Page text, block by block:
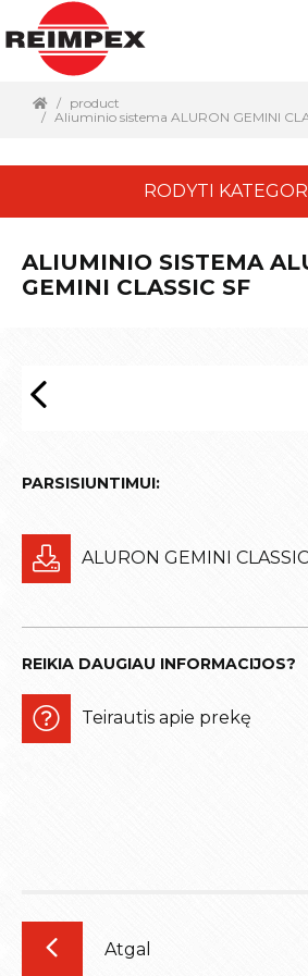
product
Aliuminio sistema ALURON GEMINI
RODYTI
ALIUMINIO SISTEMA
GEMINI CLASSIC SF
PARSISIUNTIMUI:
ALURON GEMINI
REIKIA DAUGIAU INFORMACIJOS?
Teirautis apie prekę
Atgal